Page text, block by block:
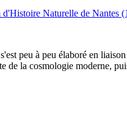
d'Histoire Naturelle de Nantes
peu à peu élaboré en
de la cosmologie moderne,